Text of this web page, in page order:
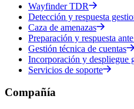
Wayfinder TDR
Detección y respuesta
Caza de amenazas
Preparación y respuesta
Gestión técnica de cuentas
Incorporación y despliegue
Servicios de soporte
Compañía